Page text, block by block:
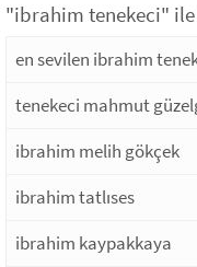
"ibrahim tenekeci"
en sevilen ibrahim
tenekeci mahmut
ibrahim melih gökçek
ibrahim tatlıses
ibrahim kaypakkaya